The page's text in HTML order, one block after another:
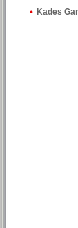
Kades